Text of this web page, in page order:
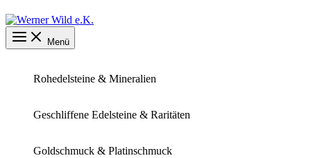
Menü
Rohedelsteine & Mineralien
Geschliffene Edelsteine & Raritäten
Goldschmuck & Platinschmuck